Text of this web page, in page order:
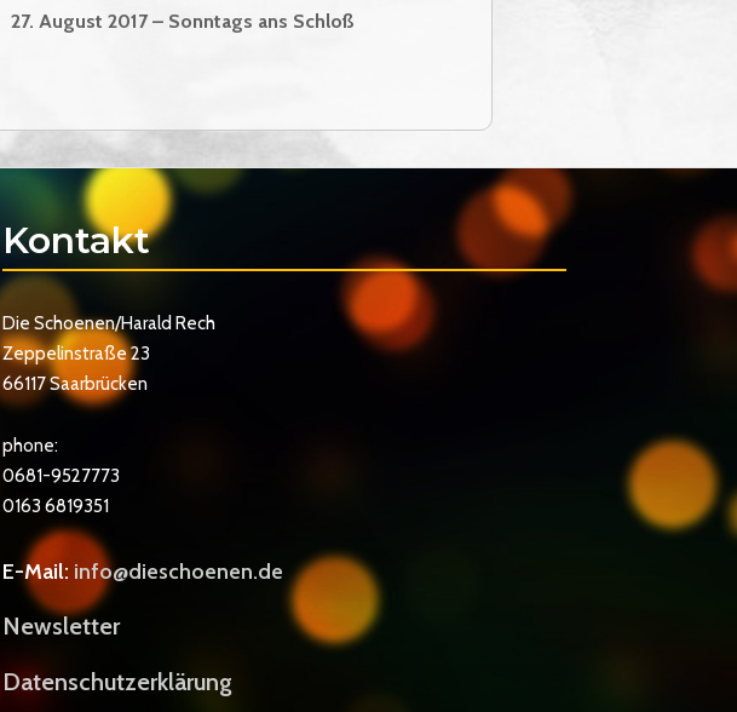
27. August 2017 – Sonntags ans Schloß
Kontakt
Die Schoenen/Harald Rech
Zeppelinstraße 23
66117 Saarbrücken
phone:
0681-9527773
0163 6819351
E-Mail: info@dieschoenen.de
Newsletter
Datenschutzerklärung